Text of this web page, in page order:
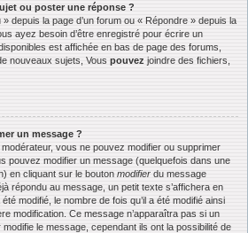
ou poster une réponse ?
depuis la page d’un forum ou « Répondre » depuis la
ayez besoin d’être enregistré pour écrire un
est affichée en bas de page des forums,
nouveaux sujets, Vous pouvez joindre des fichiers,
un message ?
vous ne pouvez modifier ou supprimer
pouvez modifier un message (quelquefois dans une
en cliquant sur le bouton modifier du message
répondu au message, un petit texte s’affichera en
modifié, le nombre de fois qu’il a été modifié ainsi
modification. Ce message n’apparaîtra pas si un
le message, cependant ils ont la possibilité de